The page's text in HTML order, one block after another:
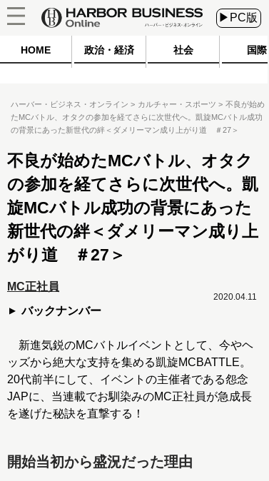
▶PC版
HOME 政治・経済 社会 国際
ハーバー・ビジネス・オンライン カルチャー・スポーツ
不良が始め
たMCバトル、オタクの参加を経てさらに次世代へ。凱旋MCバトル成功
の背景にあった新世代の絆＜ダメリーマン成り上がり道 ＃27＞
不良が始めたMCバトル、オタク
の参加を経てさらに次世代へ。凱
旋MCバトル成功の背景にあった
新世代の絆＜ダメリーマン成り上
がり道 ＃27＞
MC正社員
バックナンバー
2020.04.11
新進気鋭のMCバトルイベントとして、今やヘ
ッズから絶大な支持を集める凱旋MCBATTLE。
20代前半にして、イベントの主催者である怨念
JAPに、当連載でお馴染みのMC正社員が急成長
を遂げた秘訣を直撃する！
開始当初から盛況だった理由